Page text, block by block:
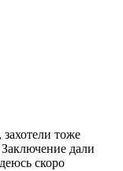
тоже
Заключение дали
скоро